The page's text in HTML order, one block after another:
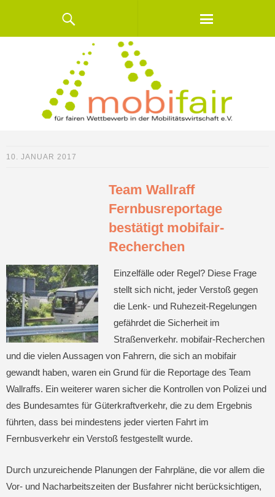
10. JANUAR 2017
Team Wallraff
Fernbusreportage
bestätigt mobifair-
Recherchen
Einzelfälle oder Regel? Diese Frage
stellt sich nicht, jeder Verstoß gegen
die Lenk- und Ruhezeit-Regelungen
gefährdet die Sicherheit im
Straßenverkehr. mobifair-Recherchen
und die vielen Aussagen von Fahrern, die sich an mobifair
gewandt haben, waren ein Grund für die Reportage des Team
Wallraffs. Ein weiterer waren sicher die Kontrollen von Polizei und
des Bundesamtes für Güterkraftverkehr, die zu dem Ergebnis
führten, dass bei mindestens jeder vierten Fahrt im
Fernbusverkehr ein Verstoß festgestellt wurde.
Durch unzureichende Planungen der Fahrpläne, die vor allem die
Vor- und Nacharbeitszeiten der Busfahrer nicht berücksichtigen,